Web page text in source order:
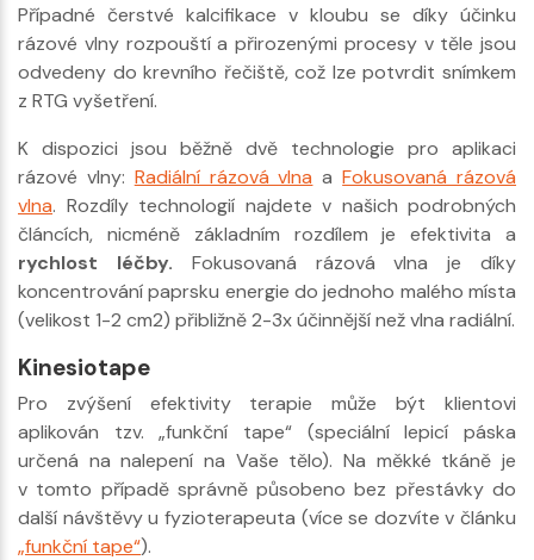
Případné čerstvé kalcifikace v kloubu se díky účinku
rázové vlny rozpouští a přirozenými procesy v těle jsou
odvedeny do krevního řečiště, což lze potvrdit snímkem
z RTG vyšetření.
K dispozici jsou běžně dvě technologie pro aplikaci
rázové vlny: Radiální rázová vlna aFokusovaná rázová
vlna. Rozdíly technologií najdete v našich podrobných
článcích, nicméně základním rozdílem je efektivita a
rychlost léčby. Fokusovaná rázová vlna je díky
koncentrování paprsku energie do jednoho malého místa
(velikost 1-2 cm2) přibližně 2-3x účinnější než vlna radiální.
Kinesiotape
Pro zvýšení efektivity terapie může být klientovi
aplikován tzv. „funkční tape“ (speciální lepicí páska
určená na nalepení na Vaše tělo). Na měkké tkáně je
v tomto případě správně působeno bez přestávky do
další návštěvy u fyzioterapeuta (více se dozvíte v článku
„funkční tape“).